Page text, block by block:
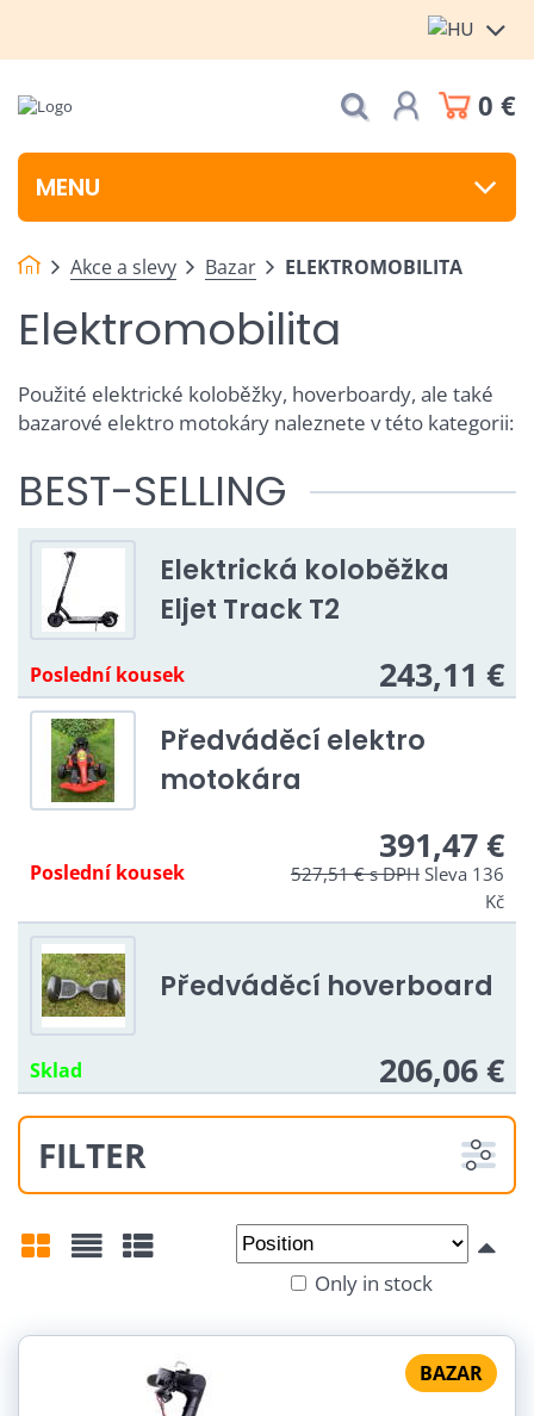
0 €
MENU
Akce a slevy Bazar ELEKTROMOBILITA
Elektromobilita
Použité elektrické koloběžky, hoverboardy, ale také
bazarové elektro motokáry naleznete v této kategorii:
BEST-SELLING
Elektrická koloběžka
Eljet Track T2
Poslední kousek 243,11 €
Předváděcí elektro
motokára
Poslední kousek
391,47 €
527,51 €s DPHSleva 136
Kč
Předváděcí hoverboard
Sklad 206,06 €
FILTER
From: To:
Only in stock
BAZAR